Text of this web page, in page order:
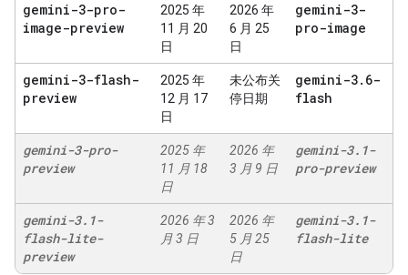
gemini-3-pro-
image-preview
2025 年
11 月 20
日
2026 年
6 月 25
日
gemini-3-
pro-image
gemini-3-flash-
preview
2025 年
12 月 17
日
未公布关
停日期
gemini-3. 6-
flash
gemini-3-pro-
preview
2025 年
11 月 18
日
2026 年
3 月 9 日
gemini-3. 1-
pro-preview
gemini-3. 1-
flash-lite-
preview
2026 年 3
月 3 日
2026 年
5 月 25
日
gemini-3. 1-
flash-lite